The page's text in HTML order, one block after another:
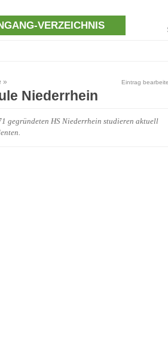
VERZEICHNIS
» Eintrag
Niederrhein
gegründeten HS Niederrhein studieren aktuell